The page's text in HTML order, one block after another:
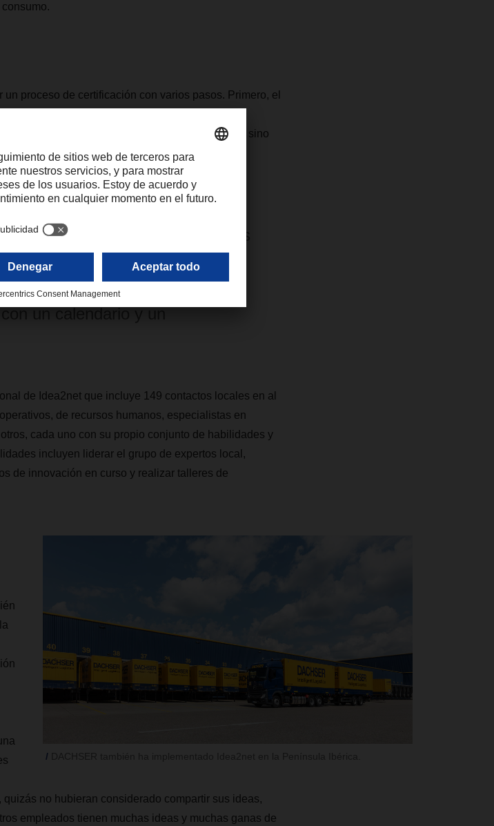
proceso de certificación con varios pasos. Primero, el
las propuestas y, en el mejor de los casos, las
de funcionar no solo en el propio centro, sino
del programa Idea2net.
se integran en el proceso de
por tema y son perfiladas
a su vez, conduce a proyectos
a proyectos de
de Idea2net que incluye 149 contactos locales en al
de recursos humanos, especialistas en
cada uno con su propio conjunto de habilidades y
incluyen liderar el grupo de expertos local,
de innovación en curso y realizar talleres de
no hubieran considerado compartir sus ideas,
empleados tienen muchas ideas y muchas ganas de